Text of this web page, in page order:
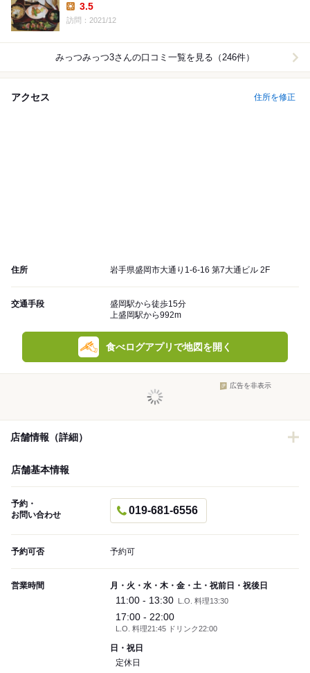
Lunch:
3.5
訪問：2021/12
みっつみっつ3さんの口コミ一覧を見る（246件）
アクセス 住所を修正
住所 岩手県盛岡市大通り1-6-16 第7大通ビル 2F
交通手段
盛岡駅から徒歩15分
上盛岡駅から992m
食べログアプリで地図を開く
広告を非表示
店舗情報（詳細）
店舗基本情報
予約・
お問い合わせ
019-681-6556
予約可否 予約可
営業時間 月・火・水・木・金・土・祝前日・祝後日
11:00 - 13:30 L.O. 料理13:30
17:00 - 22:00
L.O. 料理21:45 ドリンク22:00
日・祝日
定休日